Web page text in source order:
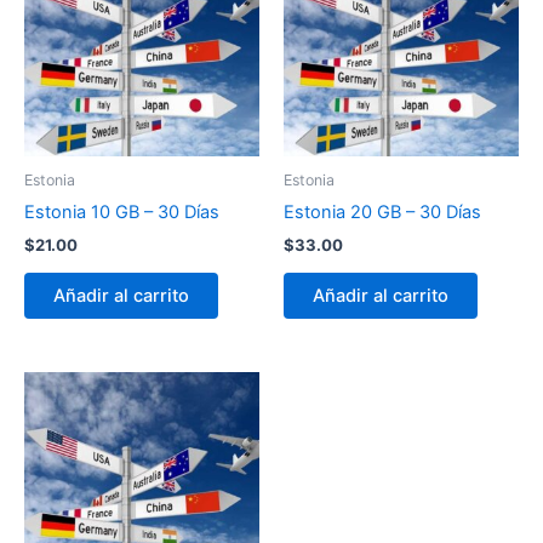
Estonia
Estonia 10 GB – 30 Días
$21.00
Añadir al carrito
Estonia
Estonia 20 GB – 30 Días
$33.00
Añadir al carrito